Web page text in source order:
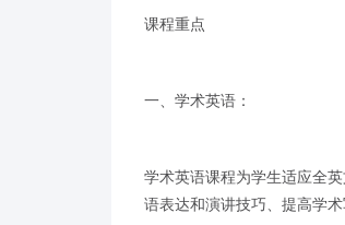
课程重点
一、学术英语：
学术英语课程为学生适应全
语表达和演讲技巧、提高学